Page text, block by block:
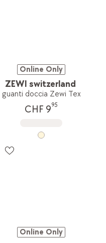
Online Only
ZEWI switzerland
guanti doccia Zewi Tex
CHF 995
Online Only